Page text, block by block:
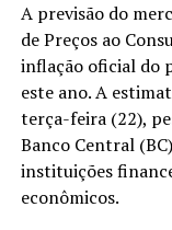
A previsão do
de Preços ao
inflação oficial do
este ano. A
terça-feira (22),
Banco Central
instituições
econômicos.